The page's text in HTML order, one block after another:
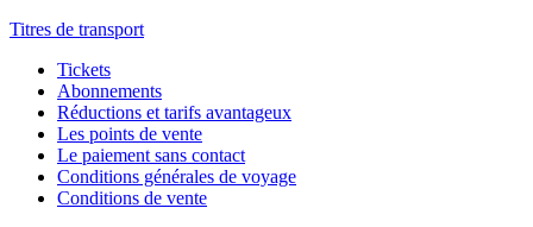
Titres de transport
Tickets
Abonnements
Réductions et tarifs avantageux
Les points de vente
Le paiement sans contact
Conditions générales de voyage
Conditions de vente